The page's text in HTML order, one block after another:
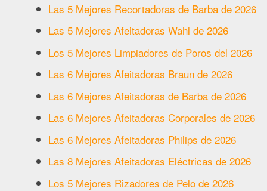
Las 5 Mejores Recortadoras de Barba de 2026
Las 5 Mejores Afeitadoras Wahl de 2026
Los 5 Mejores Limpiadores de Poros del 2026
Las 6 Mejores Afeitadoras Braun de 2026
Las 6 Mejores Afeitadoras de Barba de 2026
Las 6 Mejores Afeitadoras Corporales de 2026
Las 6 Mejores Afeitadoras Philips de 2026
Las 8 Mejores Afeitadoras Eléctricas de 2026
Los 5 Mejores Rizadores de Pelo de 2026